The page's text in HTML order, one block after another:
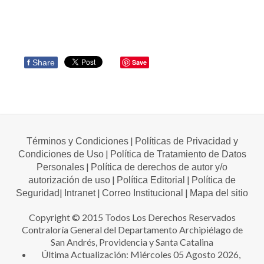
f Share Save
Términos y Condiciones| Políticas de Privacidad y
Condiciones de Uso| Política de Tratamiento de Datos
Personales | Política de derechos de autor y/o
autorización de uso | Política Editorial | Política de
Seguridad| Intranet| Correo Institucional | Mapa del sitio
Copyright © 2015 Todos Los Derechos Reservados
Contraloría General del Departamento Archipiélago de
San Andrés, Providencia y Santa Catalina
Última Actualización: Miércoles 05 Agosto 2026,